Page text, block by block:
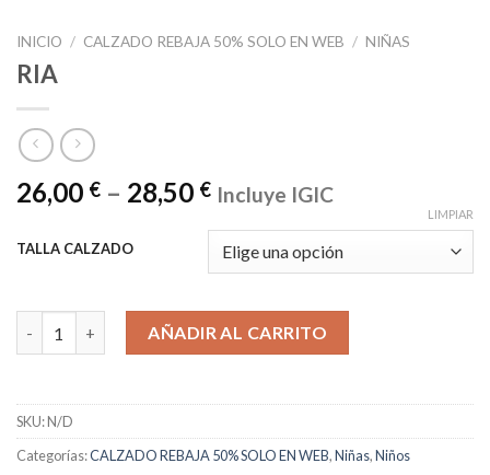
INICIO / CALZADO REBAJA 50% SOLO EN WEB / NIÑAS
RIA
26,00 € – 28,50 € Incluye IGIC
TALLA CALZADO
LIMPIAR
AÑADIR AL CARRITO
SKU:N/D
Categorías:CALZADO REBAJA 50% SOLO EN WEB,Niñas,Niños